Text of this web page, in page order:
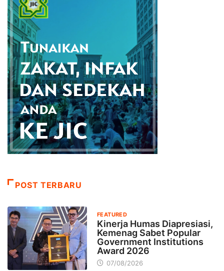
POST TERBARU
FEATURED
Kinerja Humas Diapresiasi,
Kemenag Sabet Popular
Government Institutions
Award 2026
07/08/2026